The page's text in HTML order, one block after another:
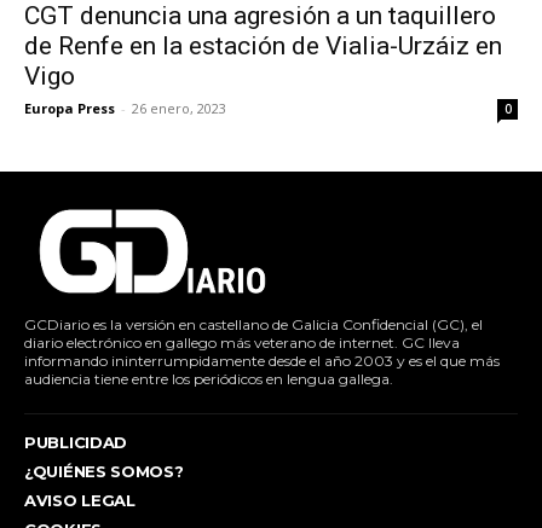
CGT denuncia una agresión a un taquillero
de Renfe en la estación de Vialia-Urzáiz en
Vigo
Europa Press - 26 enero, 2023 0
GCDiario es la versión en castellano de Galicia Confidencial (GC), el
diario electrónico en gallego más veterano de internet. GC lleva
informando ininterrumpidamente desde el año 2003 y es el que más
audiencia tiene entre los periódicos en lengua gallega.
PUBLICIDAD
¿QUIÉNES SOMOS?
AVISO LEGAL